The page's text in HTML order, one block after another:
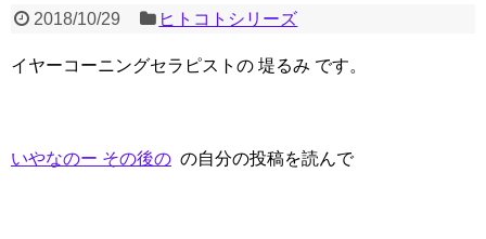
2018/10/29 ヒトコトシリーズ
イヤーコーニングセラピストの 堤るみ です。
いやなのー その後の の自分の投稿を読んで